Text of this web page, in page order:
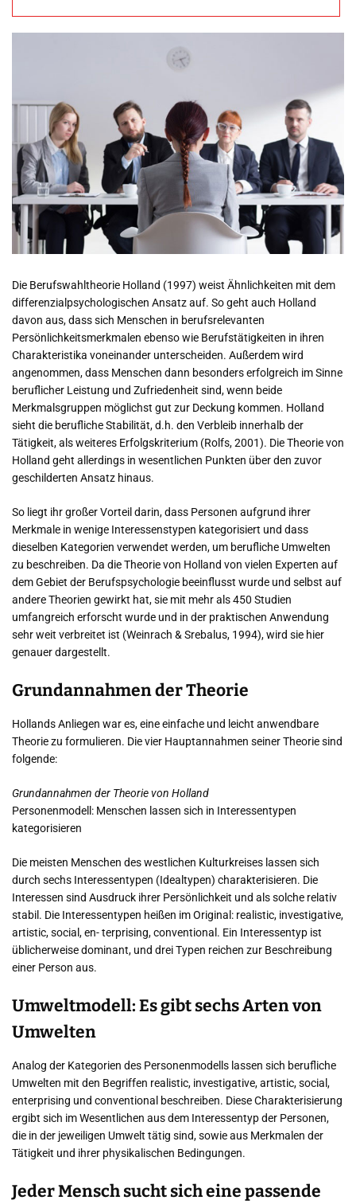
Grundlagen
Die Berufswahltheorie Holland (1997) weist Ähnlichkeiten mit dem
differenzialpsychologischen Ansatz auf. So geht auch Holland
davon aus, dass sich Menschen in berufsrelevanten
Persönlichkeitsmerkmalen ebenso wie Berufstätigkeiten in ihren
Charakteristika voneinander unterscheiden. Außerdem wird
angenommen, dass Menschen dann besonders erfolgreich im Sinne
beruflicher Leistung und Zufriedenheit sind, wenn beide
Merkmalsgruppen möglichst gut zur Deckung kommen. Holland
sieht die berufliche Stabilität, d.h. den Verbleib innerhalb der
Tätigkeit, als weiteres Erfolgskriterium (Rolfs, 2001). Die Theorie von
Holland geht allerdings in wesentlichen Punkten über den zuvor
geschilderten Ansatz hinaus.
So liegt ihr großer Vorteil darin, dass Personen aufgrund ihrer
Merkmale in wenige Interessenstypen kategorisiert und dass
dieselben Kategorien verwendet werden, um berufliche Umwelten
zu beschreiben. Da die Theorie von Holland von vielen Experten auf
dem Gebiet der Berufspsychologie beeinflusst wurde und selbst auf
andere Theorien gewirkt hat, sie mit mehr als 450 Studien
umfangreich erforscht wurde und in der praktischen Anwendung
sehr weit verbreitet ist (Weinrach & Srebalus, 1994), wird sie hier
genauer dargestellt.
Grundannahmen der Theorie
Hollands Anliegen war es, eine einfache und leicht anwendbare
Theorie zu formulieren. Die vier Hauptannahmen seiner Theorie sind
folgende:
Grundannahmen der Theorie von Holland
Personenmodell: Menschen lassen sich in Interessentypen
kategorisieren
Die meisten Menschen des westlichen Kulturkreises lassen sich
durch sechs Interessentypen (Idealtypen) charakterisieren. Die
Interessen sind Ausdruck ihrer Persönlichkeit und als solche relativ
stabil. Die Interessentypen heißen im Original: realistic, investigative,
artistic, social, en- terprising, conventional. Ein Interessentyp ist
üblicherweise dominant, und drei Typen reichen zur Beschreibung
einer Person aus.
Umweltmodell: Es gibt sechs Arten von
Umwelten
Analog der Kategorien des Personenmodells lassen sich berufliche
Umwelten mit den Begriffen realistic, investigative, artistic, social,
enterprising und conventional beschreiben. Diese Charakterisierung
ergibt sich im Wesentlichen aus dem Interessentyp der Personen,
die in der jeweiligen Umwelt tätig sind, sowie aus Merkmalen der
Tätigkeit und ihrer physikalischen Bedingungen.
Jeder Mensch sucht sich eine passende